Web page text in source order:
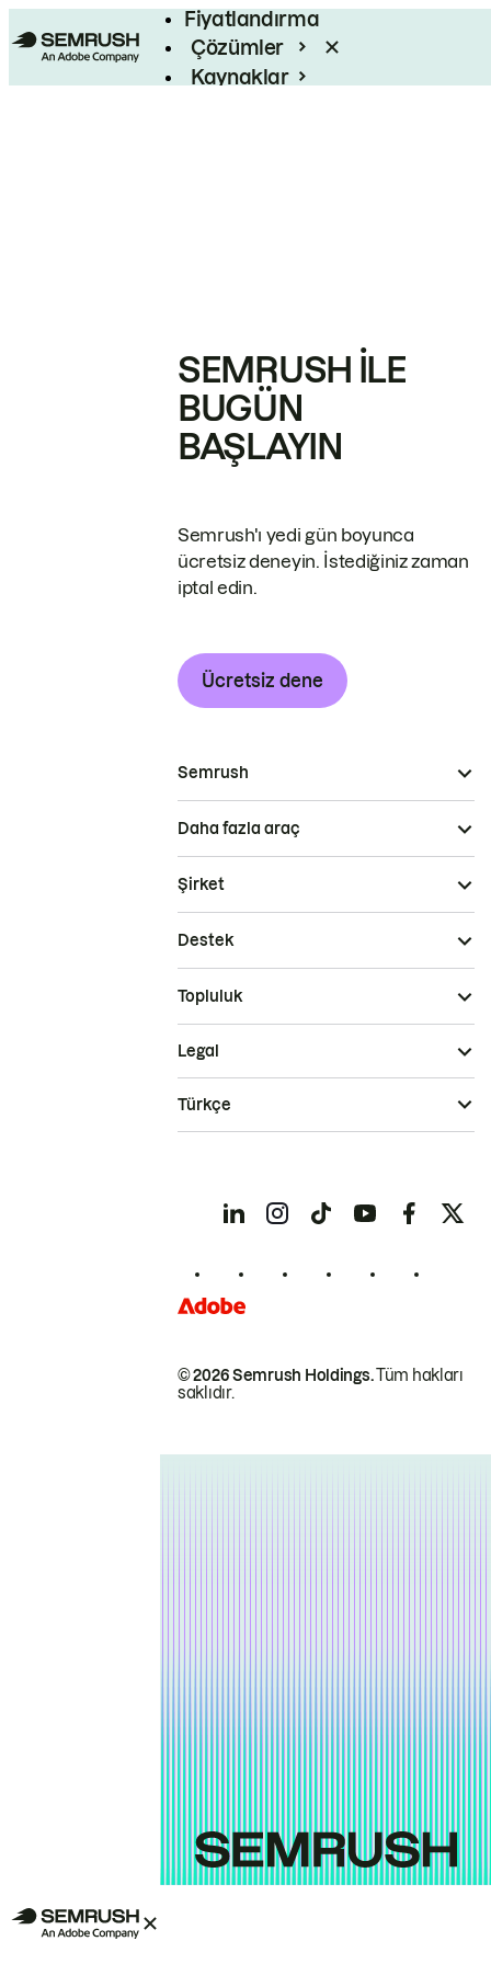
Fiyatlandırma
Çözümler
Kaynaklar
SEMRUSH ILE
BUGÜN
BAŞLAYIN
Semrush'ı yedi gün boyunca
ücretsiz deneyin. İstediğiniz zaman
iptal edin.
Ücretsiz dene
Semrush
Daha fazla araç
Şirket
Destek
Topluluk
© 2026 Semrush Holdings.Tüm hakları
saklıdır.
Legal
Türkçe